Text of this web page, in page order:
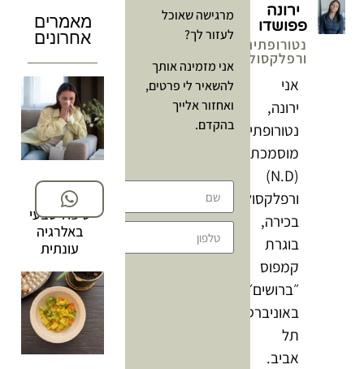
ירונה
פפושדו
נטורופתית
ורפלקסולוגית
אני
ירונה,
נטורופתית
מוסמכת
(N.D)
ורפלקסולוגית
בכירה,
בוגרת
קמפוס
״ברושים״
באוניברסיטת
תל
אביב.
מרגישה שאוכל
לעזור לך?
אני מזמינה אותך
להשאיר לי פרטים,
ואחזור אלייך
בהקדם.
שליחה
מאמרים
אחרונים
טיפול טבעי
באלרגיה
עונתית